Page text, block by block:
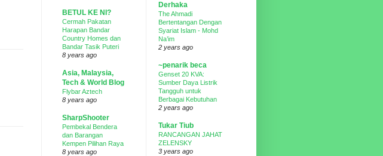
BETUL KE NI?
Cermah Pakatan
Harapan Bandar
Country Homes dan
Bandar Tasik Puteri
8 years ago
Asia, Malaysia,
Tech & World Blog
Flybar Aztech
8 years ago
SharpShooter
Pembekal Bendera
dan Barangan
Kempen Pilihan Raya
8 years ago
Derhaka
The Ahmadi
Bertentangan Dengan
Syariat Islam - Mohd
Na’im
2 years ago
~penarik beca
Genset 20 KVA:
Sumber Daya Listrik
Tangguh untuk
Berbagai Kebutuhan
2 years ago
Tukar Tiub
RANCANGAN JAHAT
ZELENSKY
3 years ago